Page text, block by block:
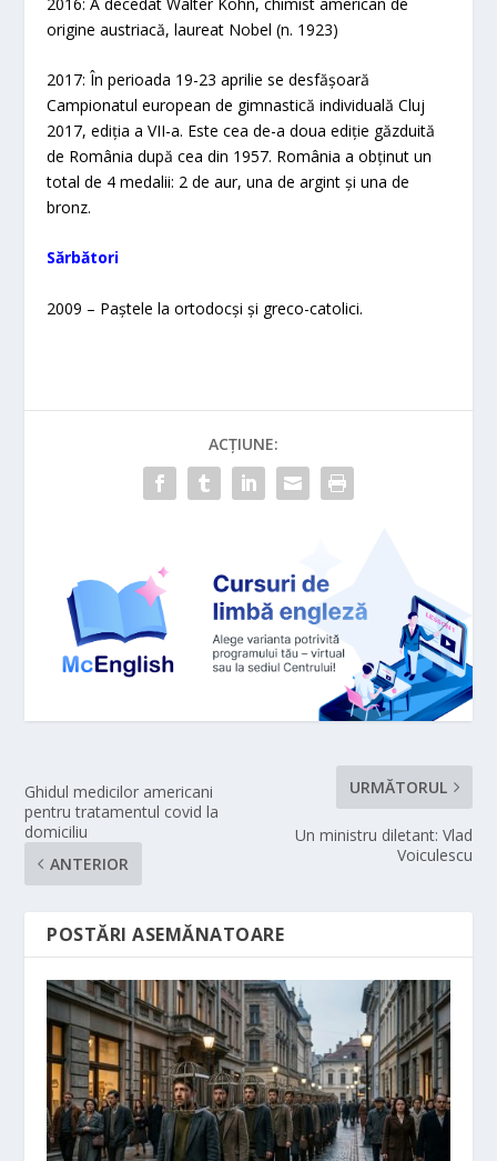
origine austriacă, laureat Nobel (n. 1923)
2017: În perioada 19-23 aprilie se desfășoară
Campionatul european de gimnastică individuală Cluj
2017, ediția a VII-a. Este cea de-a doua ediție găzduită
de România după cea din 1957. România a obținut un
total de 4 medalii: 2 de aur, una de argint și una de
bronz.
Sărbători
2009 – Paștele la ortodocși și greco-catolici.
ACȚIUNE:
Ghidul medicilor americani
pentru tratamentul covid la
domiciliu
ANTERIOR
URMĂTORUL
Un ministru diletant: Vlad
Voiculescu
POSTĂRI ASEMĂNATOARE